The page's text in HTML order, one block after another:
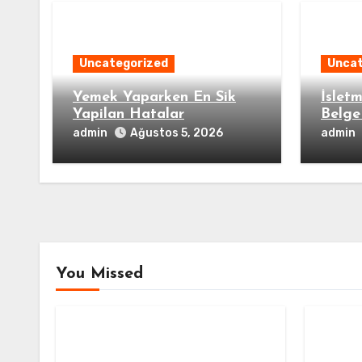
Uncategorized
Yemek Yaparken En Sik
Yapilan Hatalar
admin Ağustos 5, 2026 admin
You Missed